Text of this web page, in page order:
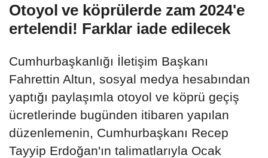
Otoyol ve köprülerde zam 2024'e
ertelendi! Farklar iade edilecek
Cumhurbaşkanlığı İletişim Başkanı
Fahrettin Altun, sosyal medya hesabından
yaptığı paylaşımla otoyol ve köprü geçiş
ücretlerinde bugünden itibaren yapılan
düzenlemenin, Cumhurbaşkanı Recep
Tayyip Erdoğan'ın talimatlarıyla Ocak